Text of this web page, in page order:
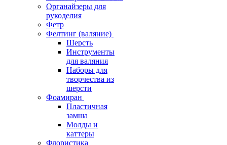
Органайзеры для
рукоделия
Фетр
Фелтинг (валяние)
Шерсть
Инструменты
для валяния
Наборы для
творчества из
шерсти
Фоамиран
Пластичная
замша
Молды и
каттеры
Флористика